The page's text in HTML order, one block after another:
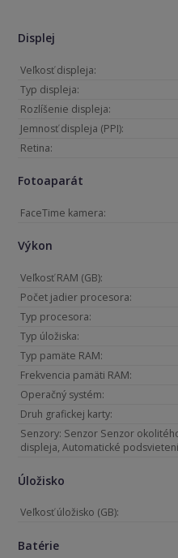
Displej
Veľkosť displeja:
Typ displeja:
Rozlíšenie displeja:
Jemnosť displeja (PPI):
Retina:
Fotoaparát
FaceTime kamera:
Výkon
Veľkosť RAM (GB):
Počet jadier procesora:
Typ procesora:
Typ úložiska:
Typ pamäte RAM:
Frekvencia pamäti RAM:
Operačný systém:
Druh grafickej karty:
Senzory: Senzor Senzor
displeja, Automatické
Úložisko
Veľkosť úložisko (GB):
Batérie